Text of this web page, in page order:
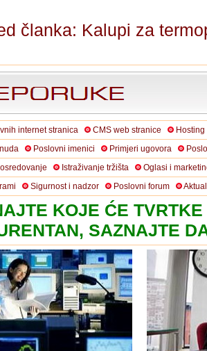
članka: Kalupi za
internet stranica CMS web stranice
Poslovni imenici Primjeri ugovora
Istraživanje tržišta
Oglasi i
Sigurnost i nadzor Poslovni forum
KOJE ĆE
SAZNAJTE